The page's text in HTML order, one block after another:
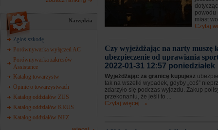
Narzędzia
Zgłoś szkodę
Porównywarka wyłączeń AC
Porównywarka zakresów
Assistance
Katalog towarzystw
Opinie o towarzystwach
Katalog oddziałów ZUS
Katalog oddziałów KRUS
Katalog oddziałów NFZ
powodu
miast
Czytaj
Czy wyjeżdżając na narty muszę
ubezpieczenie od uprawiania
2022-01-31 12:57 poniedziałek
Wyjeżdżając za granicę kupujesz
tak na wszelki wypadek, gdyby „coś”
zdarzyło się podczas wyjazdu. Zakup
przekonaniu, że jeśli to ...
Czytaj więcej